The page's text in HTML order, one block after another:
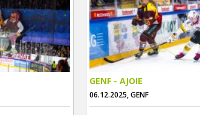
GENF - AJOIE
06.12.2025, GENF